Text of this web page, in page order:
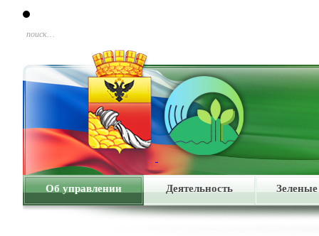
поиск…
Об управлении Деятельность